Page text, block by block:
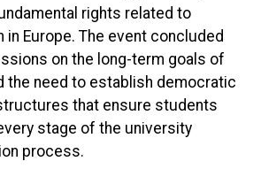
rights related to
in Europe. The event concluded
on the long-term goals of
the need to establish democratic
that ensure students
stage of the university
process.